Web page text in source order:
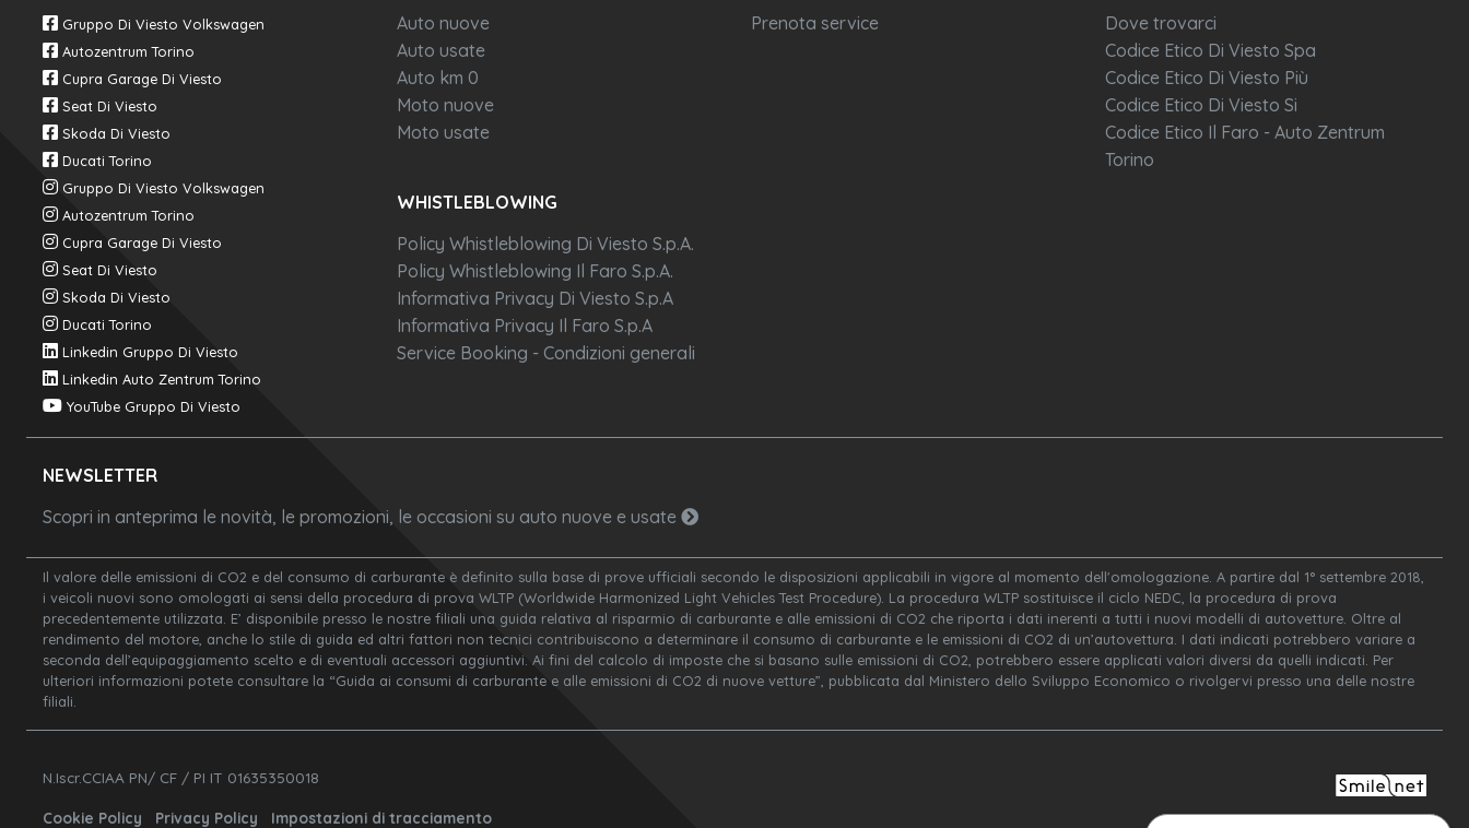
Gruppo Di Viesto Volkswagen
Autozentrum Torino
Cupra Garage Di Viesto
Seat Di Viesto
Skoda Di Viesto
Ducati Torino
Gruppo Di Viesto Volkswagen
Autozentrum Torino
Cupra Garage Di Viesto
Seat Di Viesto
Skoda Di Viesto
Ducati Torino
Linkedin Gruppo Di Viesto
Linkedin Auto Zentrum Torino
YouTube Gruppo Di Viesto
Auto nuove
Auto usate
Auto km 0
Moto nuove
Moto usate
Prenota service
Dove trovarci
Codice Etico Di Viesto Spa
Codice Etico Di Viesto Più
Codice Etico Di Viesto Si
Codice Etico Il Faro - Auto Zentrum
Torino
WHISTLEBLOWING
Policy Whistleblowing Di Viesto S.p.A.
Policy Whistleblowing Il Faro S.p.A.
Informativa Privacy Di Viesto S.p.A
Informativa Privacy Il Faro S.p.A
Service Booking - Condizioni generali
NEWSLETTER
Scopri in anteprima le novità, le promozioni, le occasioni su auto nuove e usate
Il valore delle emissioni di CO2 e del consumo di carburante è definito sulla base di prove ufficiali secondo le disposizioni applicabili in vigore al momento dell'omologazione. A partire dal 1° settembre 2018,
i veicoli nuovi sono omologati ai sensi della procedura di prova WLTP (Worldwide Harmonized Light Vehicles Test Procedure). La procedura WLTP sostituisce il ciclo NEDC, la procedura di prova
precedentemente utilizzata. E’ disponibile presso le nostre filiali una guida relativa al risparmio di carburante e alle emissioni di CO2 che riporta i dati inerenti a tutti i nuovi modelli di autovetture. Oltre al
rendimento del motore, anche lo stile di guida ed altri fattori non tecnici contribuiscono a determinare il consumo di carburante e le emissioni di CO2 di un’autovettura. I dati indicati potrebbero variare a
seconda dell’equipaggiamento scelto e di eventuali accessori aggiuntivi. Ai fini del calcolo di imposte che si basano sulle emissioni di CO2, potrebbero essere applicati valori diversi da quelli indicati. Per
ulteriori informazioni potete consultare la “Guida ai consumi di carburante e alle emissioni di CO2 di nuove vetture”, pubblicata dal Ministero dello Sviluppo Economico o rivolgervi presso una delle nostre
filiali.
N.Iscr.CCIAA PN/ CF / PI IT 01635350018
Cookie Policy Privacy Policy Impostazioni di tracciamento